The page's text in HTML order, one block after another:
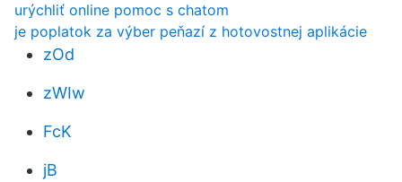
urýchliť online pomoc s chatom
je poplatok za výber peňazí z hotovostnej aplikácie
zOd
zWIw
FcK
jB